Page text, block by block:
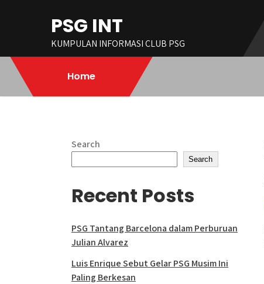
PSG INT
KUMPULAN INFORMASI CLUB PSG
Home
Search
Search
Recent Posts
PSG Tantang Barcelona dalam Perburuan
Julian Alvarez
Luis Enrique Sebut Gelar PSG Musim Ini
Paling Berkesan